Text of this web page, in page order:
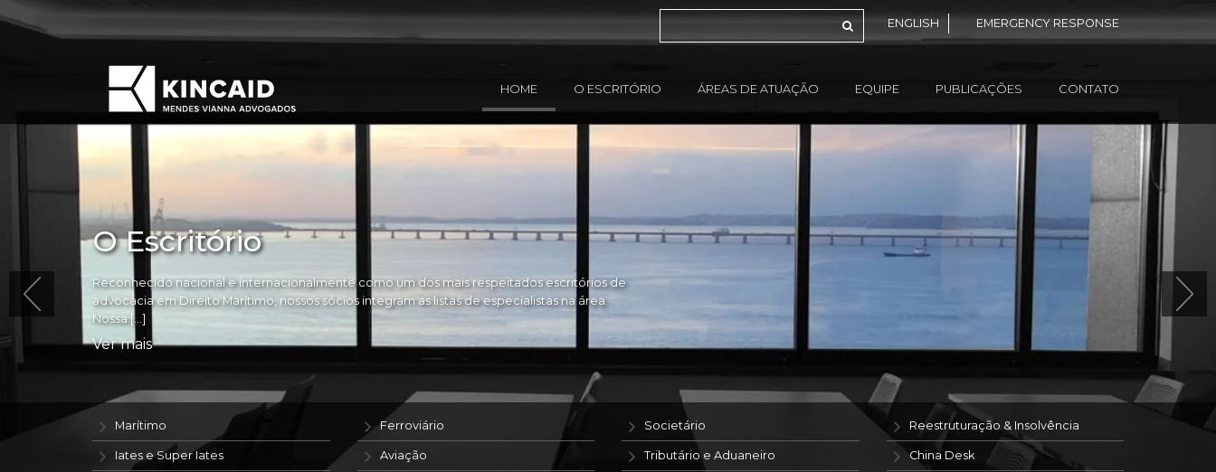
ENGLISH EMERGENCY RESPONSE
HOME O ESCRITÓRIO ÁREAS DE ATUAÇÃO EQUIPE PUBLICAÇÕES CONTATO
O Escritório
Reconhecido nacional e internacionalmente como um dos mais respeitados escritórios de
advocacia em Direito Marítimo, nossos sócios integram as listas de especialistas na área.
Nossa […]
Ver mais
Marítimo
Iates e Super Iates
Ferroviário
Aviação
Societário
Tributário e Aduaneiro
Reestruturação & Insolvência
China Desk